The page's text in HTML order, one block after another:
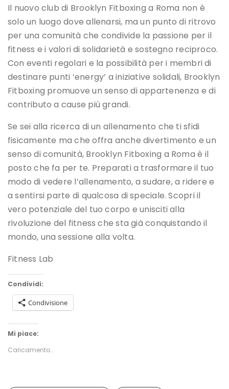
Il nuovo club di Brooklyn Fitboxing a Roma non è
solo un luogo dove allenarsi, ma un punto di ritrovo
per una comunità che condivide la passione per il
fitness e i valori di solidarietà e sostegno reciproco.
Con eventi regolari e la possibilità per i membri di
destinare punti ‘energy’ a iniziative solidali, Brooklyn
Fitboxing promuove un senso di appartenenza e di
contributo a cause più grandi.
Se sei alla ricerca di un allenamento che ti sfidi
fisicamente ma che offra anche divertimento e un
senso di comunità, Brooklyn Fitboxing a Roma è il
posto che fa per te. Preparati a trasformare il tuo
modo di vedere l’allenamento, a sudare, a ridere e
a sentirsi parte di qualcosa di speciale. Scopri il
vero potenziale del tuo corpo e unisciti alla
rivoluzione del fitness che sta già conquistando il
mondo, una sessione alla volta.
Fitness Lab
Condividi:
Condivisione
Mi piace:
Caricamento...